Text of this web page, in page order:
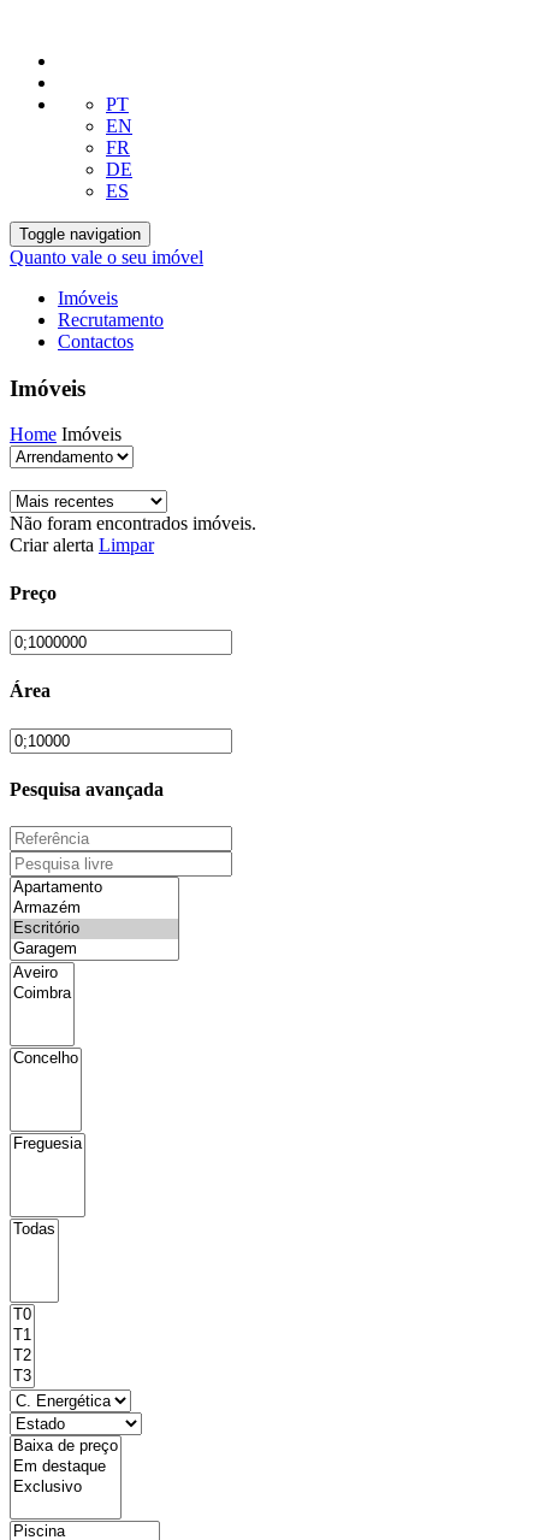
PT
EN
FR
DE
ES
Toggle navigation
Quanto vale o seu imóvel
Imóveis
Recrutamento
Contactos
Imóveis
Home Imóveis
Não foram encontrados imóveis.
Criar alerta Limpar
Preço
Área
Pesquisa avançada